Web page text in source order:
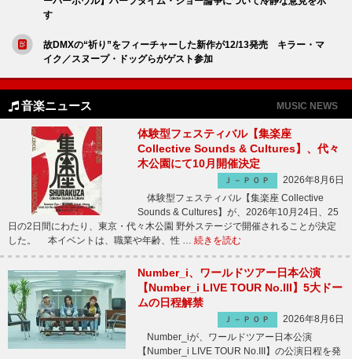
す
故DMXの“祈り”をフィーチャーした新作が12/13発売 キラー・マ
イク／スヌープ・ドッグらがゲスト参加
音楽ニュース MUSIC NEWS
体験型フェスティバル【集楽座
Collective Sounds & Cultures】、代々
木公園にて10月開催決定
Ｊ－ＰＯＰ
2026年8月6日
体験型フェスティバル【集楽座 Collective
Sounds & Cultures】が、2026年10月24日、25
日の2日間にわたり、東京・代々木公園 野外ステージで開催されることが決定
した。 本イベントは、職業や年齢、性 … 続きを読む
Number_i、ワールドツアー日本公演
【Number_i LIVE TOUR No.III】5大ドー
ムの日程解禁
Ｊ－ＰＯＰ
2026年8月6日
Number_iが、ワールドツアー日本公演
【Number_i LIVE TOUR No.III】の公演日程を発